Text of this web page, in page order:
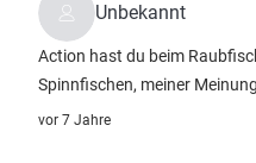
Unbekannt
Action hast du beim
Spinnfischen, meiner
vor 7 Jahre